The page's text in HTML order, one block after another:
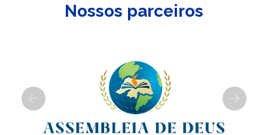
Nossos parceiros
Previous Next